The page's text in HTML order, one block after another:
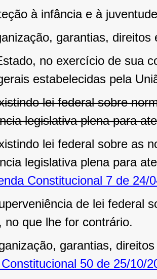
à infância e à
garantias,
no exercício de sua
estabelecidas pela
lei federal sobre
legislativa plena para
lei federal sobre as
legislativa plena para
Constitucional 7 de 24/
de lei federal
no que lhe for contrário.
garantias,
50 de 25/10/